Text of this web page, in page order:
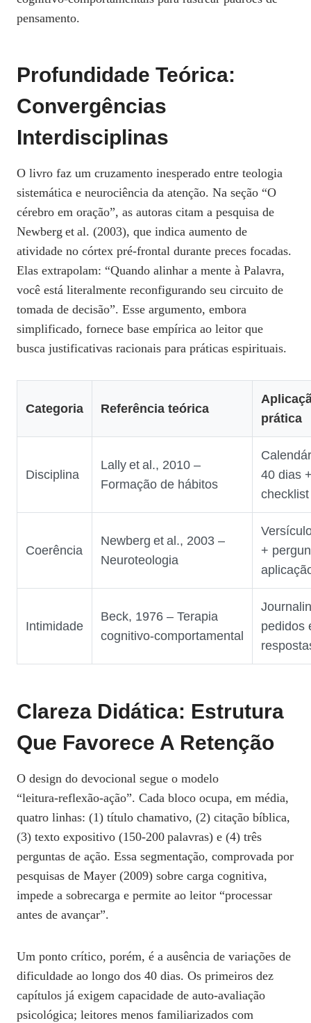
pensamento.
Profundidade Teórica:
Convergências
Interdisciplinas
O livro faz um cruzamento inesperado entre teologia
sistemática e neurociência da atenção. Na seção “O
cérebro em oração”, as autoras citam a pesquisa de
Newberg et al. (2003), que indica aumento de
atividade no córtex pré‑frontal durante preces focadas.
Elas extrapolam: “Quando alinhar a mente à Palavra,
você está literalmente reconfigurando seu circuito de
tomada de decisão”. Esse argumento, embora
simplificado, fornece base empírica ao leitor que
busca justificativas racionais para práticas espirituais.
Categoria Referência teórica
prática
Disciplina
Lally et al., 2010 –
Formação de hábitos
40 dias
Coerência
Newberg et al., 2003 –
Neuroteologia
+
Intimidade
Beck, 1976 – Terapia
cognitivo‑comportamental
pedidos
Clareza Didática: Estrutura
Que Favorece A Retenção
O design do devocional segue o modelo
“leitura‑reflexão‑ação”. Cada bloco ocupa, em média,
quatro linhas: (1) título chamativo, (2) citação bíblica,
(3) texto expositivo (150‑200 palavras) e (4) três
perguntas de ação. Essa segmentação, comprovada por
pesquisas de Mayer (2009) sobre carga cognitiva,
impede a sobrecarga e permite ao leitor “processar
antes de avançar”.
Um ponto crítico, porém, é a ausência de variações de
dificuldade ao longo dos 40 dias. Os primeiros dez
capítulos já exigem capacidade de auto‑avaliação
psicológica; leitores menos familiarizados com